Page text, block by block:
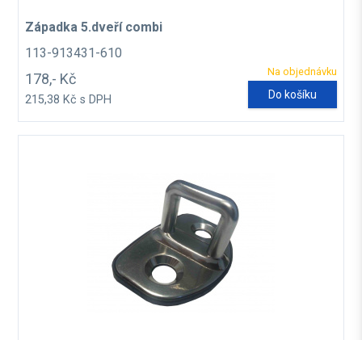
Západka 5.dveří combi
113-913431-610
Na objednávku
178,- Kč
215,38 Kč s DPH Do košíku